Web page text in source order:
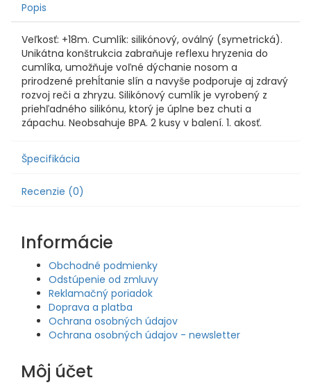
Popis
Veľkosť: +18m. Cumlík: silikónový, oválný (symetrická).
Unikátna konštrukcia zabraňuje reflexu hryzenia do
cumlíka, umožňuje voľné dýchanie nosom a
prirodzené prehĺtanie slín a navyše podporuje aj zdravý
rozvoj reči a zhryzu. Silikónový cumlík je vyrobený z
priehľadného silikónu, ktorý je úplne bez chuti a
zápachu. Neobsahuje BPA. 2 kusy v balení. 1. akosť.
Špecifikácia
Recenzie (0)
Informácie
Obchodné podmienky
Odstúpenie od zmluvy
Reklamačný poriadok
Doprava a platba
Ochrana osobných údajov
Ochrana osobných údajov - newsletter
Môj účet